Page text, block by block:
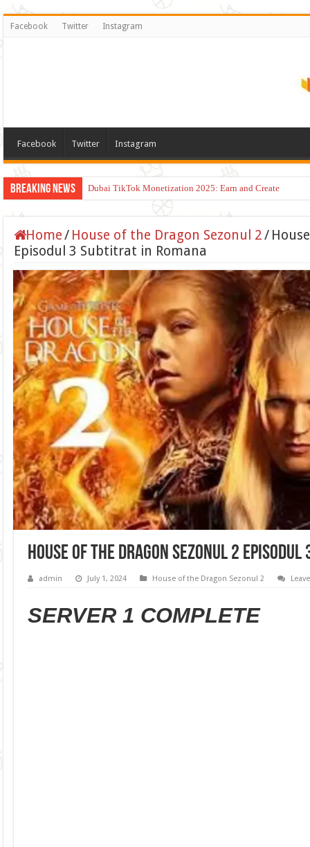
Facebook Twitter Instagram
Facebook Twitter Instagram
Breaking News Dubai TikTok Monetization 2025: Earn and Create
Home/ House of the Dragon Sezonul 2/
Episodul 3 Subtitrat in Romana
House of the Dragon Sezonul 2
admin July 1, 2024 House of the Dragon Sezonul 2
SERVER 1 COMPLETE